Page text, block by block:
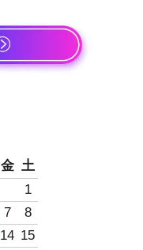
金 土
1
7
8
14 15